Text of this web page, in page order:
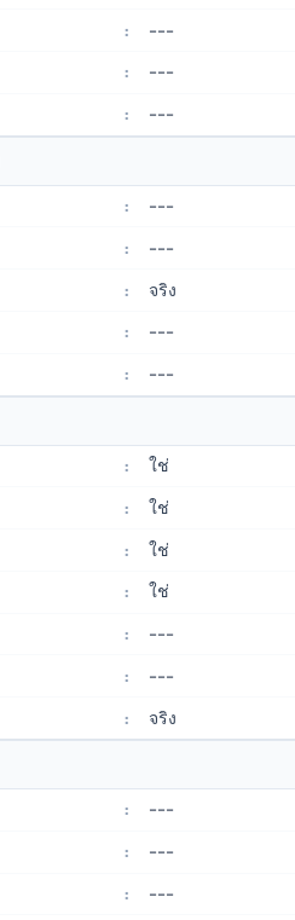
: ---
: ---
: ---
: ---
: ---
: จริง
: ---
: ---
: ใช่
: ใช่
: ใช่
: ใช่
: ---
: ---
: จริง
: ---
: ---
: ---